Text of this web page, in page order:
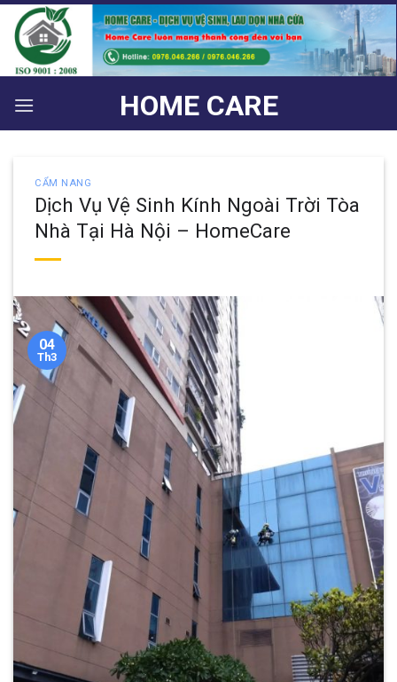
Bỏ
qua
nội
dung
HOME CARE
CẨM NANG
Dịch Vụ Vệ Sinh Kính Ngoài Trời Tòa
Nhà Tại Hà Nội – HomeCare
04
Th3